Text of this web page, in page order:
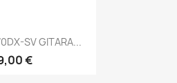
pregled
SV GITARA...
€